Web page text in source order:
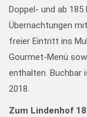
Doppel- und ab
Übernachtungen
freier Eintritt ins
Gourmet-Menü
enthalten. Buchbar
2018.
Zum Lindenhof